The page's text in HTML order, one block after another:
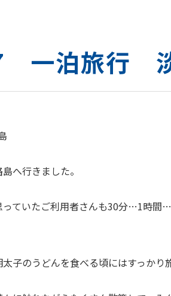
一泊旅行
へ行きました。
ていたご利用者さんも30分…1時間
子のうどんを食べる頃にはすっかり